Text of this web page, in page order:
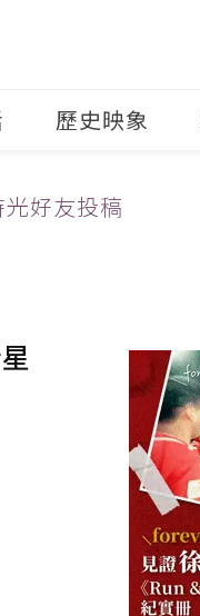
歷史映象
光好友投稿